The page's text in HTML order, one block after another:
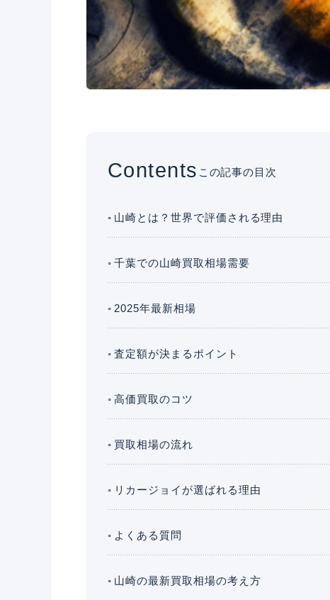
Contents この記事の目次
山崎とは？世界で評価される理由
千葉での山崎買取相場需要
2025年最新相場
査定額が決まるポイント
高価買取のコツ
買取相場の流れ
リカージョイが選ばれる理由
よくある質問
山崎の最新買取相場の考え方